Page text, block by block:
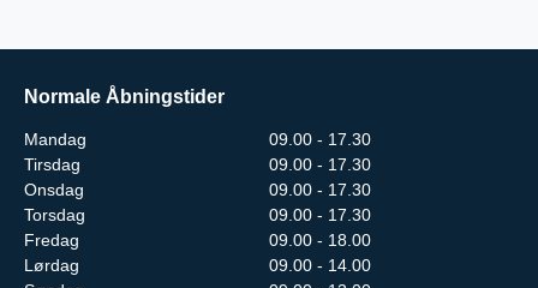
Normale Åbningstider
Mandag
09.00 - 17.30
Tirsdag
09.00 - 17.30
Onsdag
09.00 - 17.30
Torsdag
09.00 - 17.30
Fredag
09.00 - 18.00
Lørdag
09.00 - 14.00